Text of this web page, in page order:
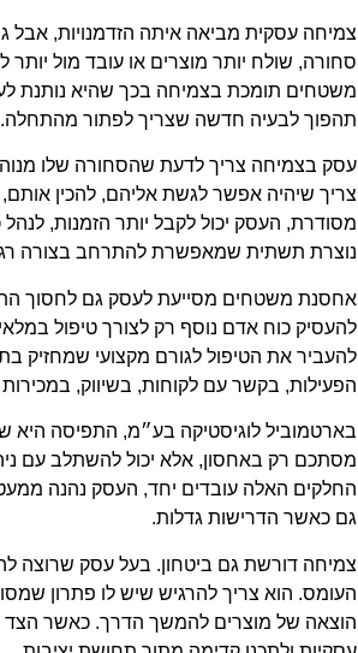
צמיחה עסקית מביאה איתה הזדמנויות, אבל
סחורה, שולח יותר מוצרים או עובד מול
משטחים תומכת בצמיחה בכך שהיא נותנת
תהפוך לבעיה חדשה שצריך לפתור מהתחלה.
עסק בצמיחה צריך לדעת שהסחורה שלו
צריך שיהיה אפשר לגשת אליהם, להכין
מסודרת, העסק יכול לקבל יותר הזמנות,
נוצרת תשתית שמאפשרת להתרחב בצורה
אחסנת משטחים מסייעת לעסק גם לחסוך
להעסיק כוח אדם נוסף רק לצורך טיפול
להעביר את הטיפול לגורם מקצועי שמחזיק
הפעילות, בקשר עם לקוחות, בשיווק, במכירות
בארטמוביל לוגיסטיקה בע״מ, התפיסה היא
מסתכם רק באחסון, אלא יכול להשתלב עם
החלקים האלה עובדים יחד, העסק נהנה
גם כאשר הדרישות גדלות.
צמיחה דורשת גם ביטחון. בעל עסק שרוצה
העומס. הוא צריך להרגיש שיש לו פתרון
הוצאה של מוצרים להמשך הדרך. כאשר הצד